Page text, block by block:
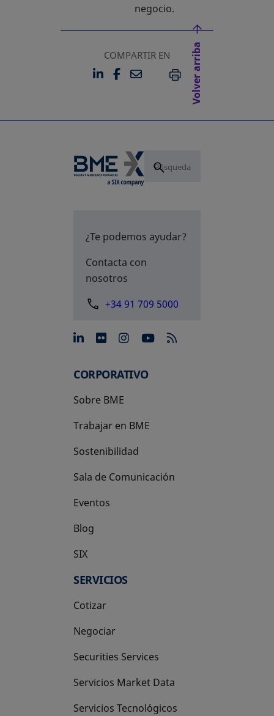
negocio.
COMPARTIR EN
LINKEDIN
SE ABRE EN UNA PESTAÑA
FACEBOOK
SE ABRE EN UNA
EMAILIMPRIMIR
Volver arriba
¿Te podemos ayudar?
Contacta con
nosotros
+34 91 709 5000
se abre en una pestaña
se abre en una pestaña
se abre en una
se abre en una
CORPORATIVO
Sobre BME
Trabajar en BME
Sostenibilidad
Sala de Comunicación
Eventos
Blog
SIX
se abre en una pestaña nueva
SERVICIOS
Cotizar
Negociar
Securities Services
Servicios Market Data
Servicios Tecnológicos